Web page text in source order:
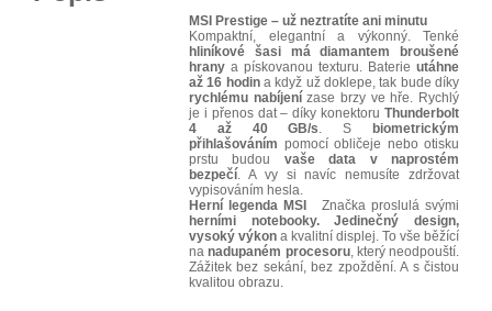
MSI Prestige – už neztratíte ani minutu
Kompaktní, elegantní a výkonný. Tenké
hliníkové šasi má diamantem broušené
hrany a pískovanou texturu. Baterie utáhne
až 16 hodina když už doklepe, tak bude díky
rychlému nabíjenízase brzy ve hře. Rychlý
je i přenos dat – díky konektoru Thunderbolt
4 až 40 GB/s. S
biometrickým
přihlašováním pomocí obličeje nebo otisku
prstu budou vaše data v naprostém
bezpečí. A vy si navíc nemusíte zdržovat
vypisováním hesla.
Herní legenda MSI
Značka proslulá svými
herními notebooky. Jedinečný design,
vysoký výkon a kvalitní displej. To vše běžící
nanadupaném procesoru, který neodpouští.
Zážitek bez sekání, bez zpoždění. A s čistou
kvalitou obrazu.